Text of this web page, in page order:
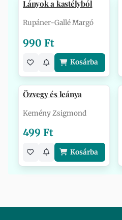
Lányok a kastélyból
Rupáner-Gallé Margó
990 Ft
Kosárba
Özvegy és leánya
Kemény Zsigmond
499 Ft
Kosárba